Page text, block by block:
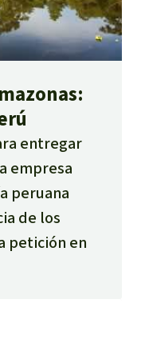
entregar
empresa
peruana
de los
petición en